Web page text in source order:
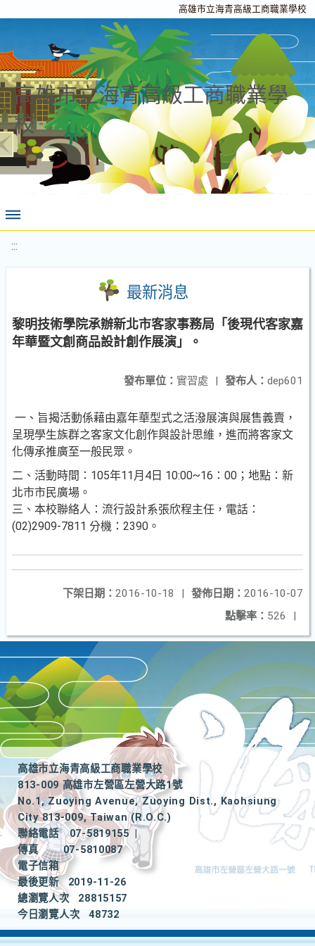
高雄市立海青高級工商職業學校
高雄市立海青高級工商職業學
校
:::
最新消息
黎明技術學院承辦新北市客家事務局「後現代客家嘉
年華暨文創商品設計創作展演」。
發布人： dep601
發布單位： 實習處 |
一、旨揭活動係藉由嘉年華型式之活潑展演與展售義賣，
呈現學生族群之客家文化創作與設計思維，進而將客家文
化傳承推廣至一般民眾。
二、活動時間：105年11月4日 10:00~16：00；地點：新
北市市民廣場。
三、本校聯絡人：流行設計系張欣程主任，電話：
(02)2909-7811 分機：2390。
發佈日期： 2016-10-07
下架日期： 2016-10-18
|
點擊率： 526 |
高雄市立海青高級工商職業學校
813-009 高雄市左營區左營大路1號
No.1, Zuoying Avenue, Zuoying Dist., Kaohsiung
City 813-009, Taiwan (R.O.C.)
聯絡電話
07-5819155
|
傳真
07-5810087
電子信箱
最後更新
2019-11-26
總瀏覽人次
28815157
今日瀏覽人次
48732